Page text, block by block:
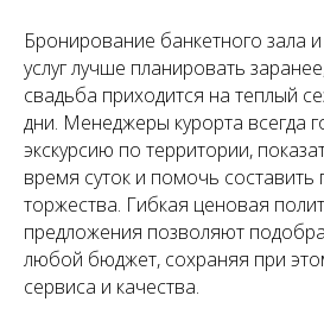
Бронирование банкетного зала
услуг лучше планировать
свадьба приходится на теплый
дни. Менеджеры курорта всегда
экскурсию по территории,
время суток и помочь
торжества. Гибкая ценовая
предложения позволяют
любой бюджет, сохраняя при
сервиса и качества.